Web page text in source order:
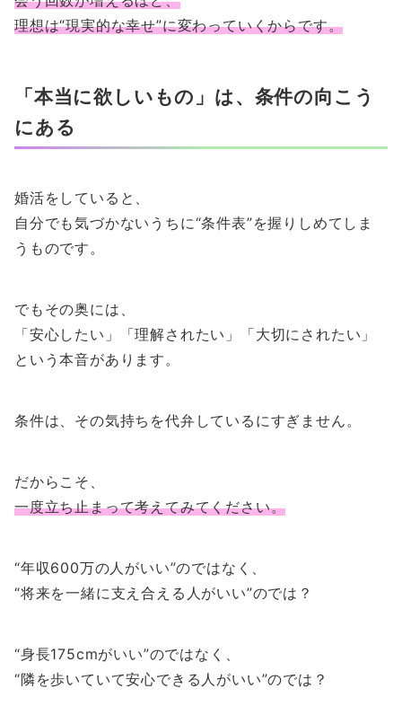
理想は“現実的な幸せ”に変わっていくからです。
「本当に欲しいもの」は、条件の向こう
にある
婚活をしていると、
自分でも気づかないうちに“条件表”を握りしめてしま
うものです。
でもその奥には、
「安心したい」「理解されたい」「大切にされたい」
という本音があります。
条件は、その気持ちを代弁しているにすぎません。
だからこそ、
一度立ち止まって考えてみてください。
“年収600万の人がいい”のではなく、
“将来を一緒に支え合える人がいい”のでは？
“身長175cmがいい”のではなく、
“隣を歩いていて安心できる人がいい”のでは？